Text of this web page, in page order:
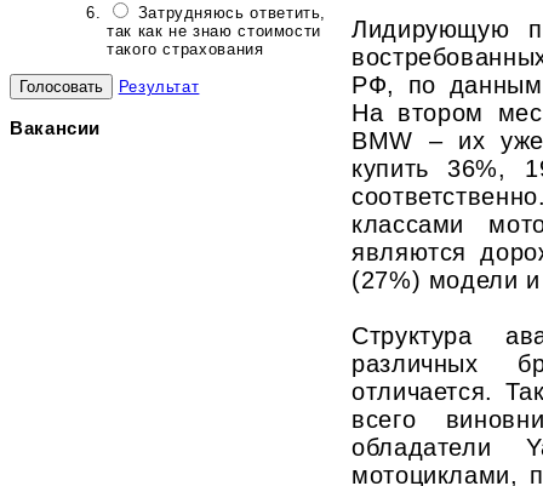
Затрудняюсь ответить,
так как не знаю стоимости
такого страхования
Результат
Вакансии
Лидирующую
РФ, по
На втором
BMW – их
купить 36%,
классами
являются
(27%) модели
Структура
различных
отличается.
всего
мотоциклами,